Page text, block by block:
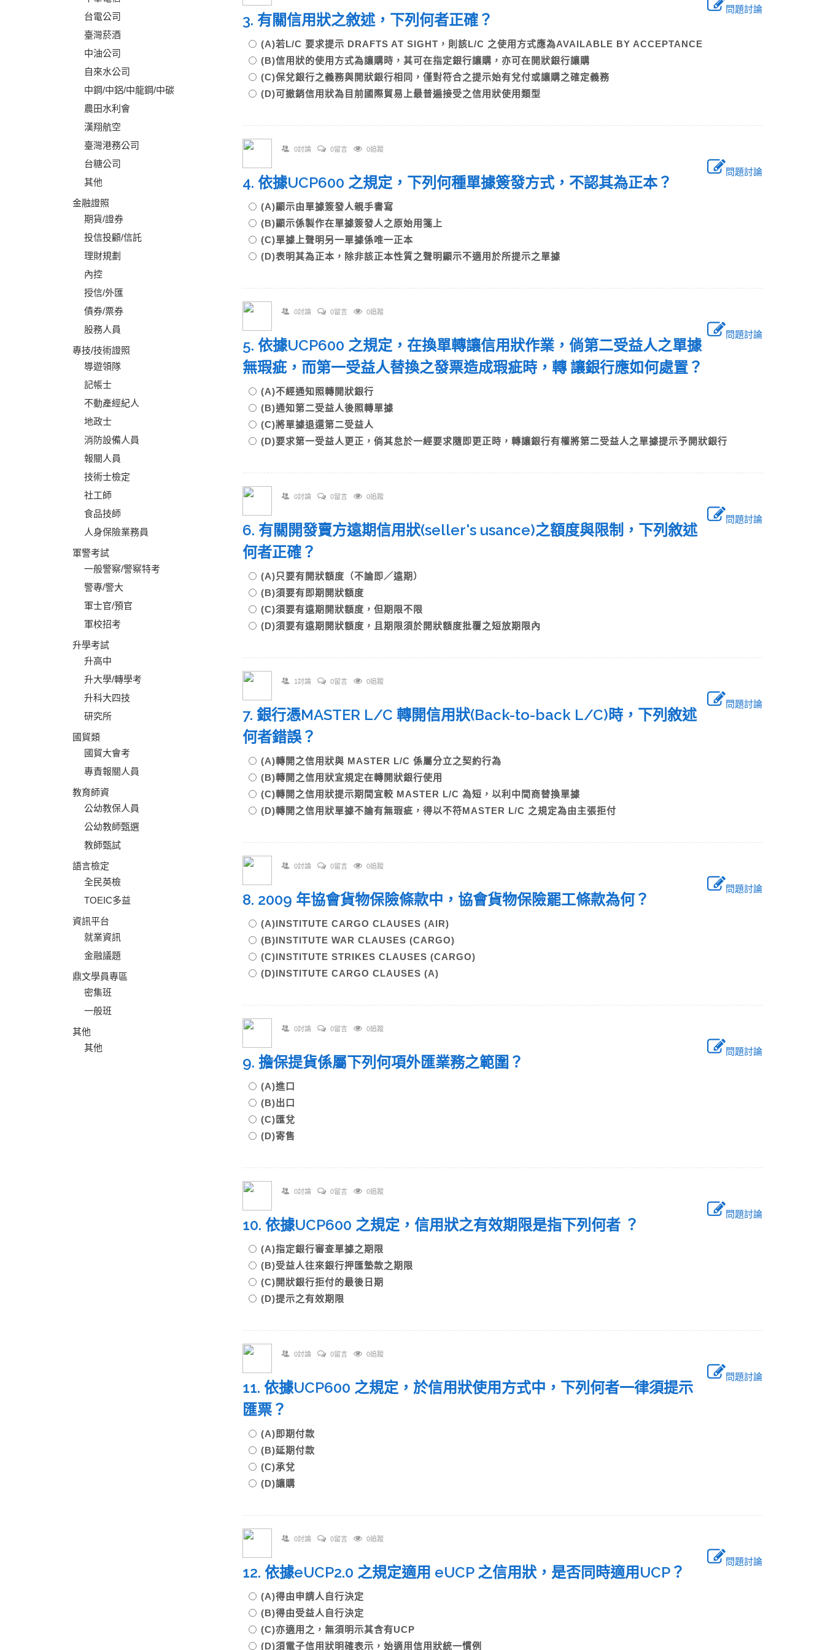
台電公司
臺灣菸酒
中油公司
自來水公司
中鋼/中鋁/中龍鋼/中碳
農田水利會
漢翔航空
臺灣港務公司
台糖公司
其他
金融證照
期貨/證券
投信投顧/信託
理財規劃
內控
授信/外匯
債券/票券
股務人員
專技/技術證照
導遊領隊
記帳士
不動產經紀人
地政士
消防設備人員
報關人員
技術士檢定
社工師
食品技師
人身保險業務員
軍警考試
一般警察/警察特考
警專/警大
軍士官/預官
軍校招考
升學考試
升高中
升大學/轉學考
升科大四技
研究所
國貿類
國貿大會考
專責報關人員
教育師資
公幼教保人員
公幼教師甄選
教師甄試
語言檢定
全民英檢
TOEIC多益
資訊平台
就業資訊
金融議題
鼎文學員專區
密集班
一般班
其他
其他
問題討論
3. 有關信用狀之敘述，下列何者正確？
(A)若L/C 要求提示 DRAFTS AT SIGHT，則該L/C 之使用方式應為AVAILABLE BY ACCEPTANCE
(B)信用狀的使用方式為讓購時，其可在指定銀行讓購，亦可在開狀銀行讓購
(C)保兌銀行之義務與開狀銀行相同，僅對符合之提示始有兌付或讓購之確定義務
(D)可撤銷信用狀為目前國際貿易上最普遍接受之信用狀使用類型
0討論 0留言 0追蹤
問題討論
4. 依據UCP600 之規定，下列何種單據簽發方式，不認其為正本？
(A)顯示由單據簽發人親手書寫
(B)顯示係製作在單據簽發人之原始用箋上
(C)單據上聲明另一單據係唯一正本
(D)表明其為正本，除非該正本性質之聲明顯示不適用於所提示之單據
0討論 0留言 0追蹤
問題討論
5. 依據UCP600 之規定，在換單轉讓信用狀作業，倘第二受益人之單據
無瑕疵，而第一受益人替換之發票造成瑕疵時，轉 讓銀行應如何處置？
(A)不經通知照轉開狀銀行
(B)通知第二受益人後照轉單據
(C)將單據退還第二受益人
(D)要求第一受益人更正，倘其怠於一經要求隨即更正時，轉讓銀行有權將第二受益人之單據提示予開狀銀行
0討論 0留言 0追蹤
問題討論
6. 有關開發賣方遠期信用狀(seller's usance)之額度與限制，下列敘述
何者正確？
(A)只要有開狀額度（不論即／遠期）
(B)須要有即期開狀額度
(C)須要有遠期開狀額度，但期限不限
(D)須要有遠期開狀額度，且期限須於開狀額度批覆之短放期限內
1討論 0留言 0追蹤
問題討論
7. 銀行憑MASTER L/C 轉開信用狀(Back-to-back L/C)時，下列敘述
何者錯誤？
(A)轉開之信用狀與 MASTER L/C 係屬分立之契約行為
(B)轉開之信用狀宜規定在轉開狀銀行使用
(C)轉開之信用狀提示期間宜較 MASTER L/C 為短，以利中間商替換單據
(D)轉開之信用狀單據不論有無瑕疵，得以不符MASTER L/C 之規定為由主張拒付
0討論 0留言 0追蹤
問題討論
8. 2009 年協會貨物保險條款中，協會貨物保險罷工條款為何？
(A)INSTITUTE CARGO CLAUSES (AIR)
(B)INSTITUTE WAR CLAUSES (CARGO)
(C)INSTITUTE STRIKES CLAUSES (CARGO)
(D)INSTITUTE CARGO CLAUSES (A)
0討論 0留言 0追蹤
問題討論
9. 擔保提貨係屬下列何項外匯業務之範圍？
(A)進口
(B)出口
(C)匯兌
(D)寄售
0討論 0留言 0追蹤
問題討論
10. 依據UCP600 之規定，信用狀之有效期限是指下列何者 ？
(A)指定銀行審查單據之期限
(B)受益人往來銀行押匯墊款之期限
(C)開狀銀行拒付的最後日期
(D)提示之有效期限
0討論 0留言 0追蹤
問題討論
11. 依據UCP600 之規定，於信用狀使用方式中，下列何者一律須提示
匯票？
(A)即期付款
(B)延期付款
(C)承兌
(D)讓購
0討論 0留言 0追蹤
問題討論
12. 依據eUCP2.0 之規定適用 eUCP 之信用狀，是否同時適用UCP？
(A)得由申請人自行決定
(B)得由受益人自行決定
(C)亦適用之，無須明示其含有UCP
(D)須電子信用狀明確表示，始適用信用狀統一慣例